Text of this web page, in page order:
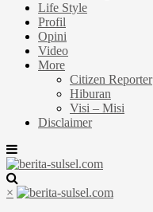
Life Style
Profil
Opini
Video
More
Citizen Reporter
Hiburan
Visi – Misi
Disclaimer
×